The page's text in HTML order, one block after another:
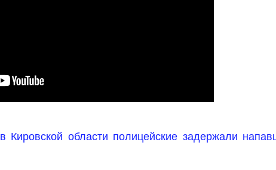
в Кировской области полицейские задержали